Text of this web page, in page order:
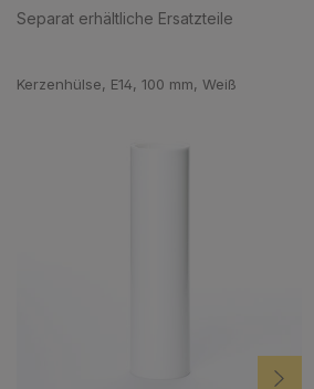
Separat erhältliche Ersatzteile
Kerzenhülse, E14, 100 mm, Weiß